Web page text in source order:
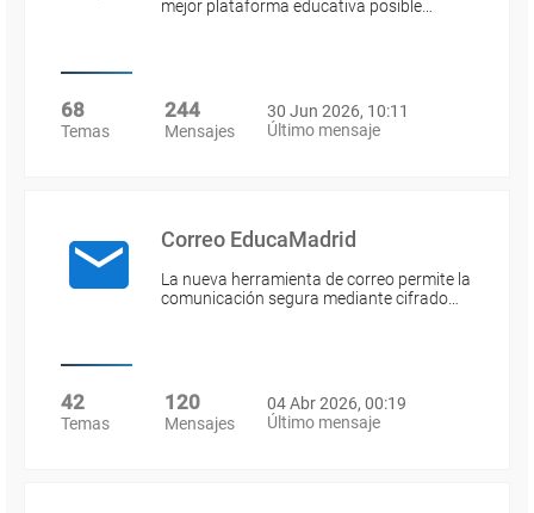
mejor plataforma educativa posible…
68
Temas
244
Mensajes
30 Jun 2026, 10:11
Último mensaje
Correo EducaMadrid
La nueva herramienta de correo permite la
comunicación segura mediante cifrado…
42
Temas
120
Mensajes
04 Abr 2026, 00:19
Último mensaje